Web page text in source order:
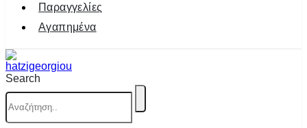
Παραγγελίες
Αγαπημένα
Search